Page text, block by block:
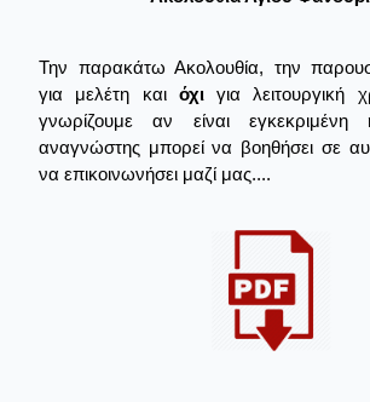
Την παρακάτω Ακολουθία, την
για μελέτη και όχιγια λειτουργική
γνωρίζουμε αν είναι
αναγνώστης μπορεί να βοηθήσει σε
να επικοινωνήσει μαζί μας....